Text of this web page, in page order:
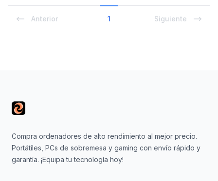
Anterior 1 Siguiente
Compra ordenadores de alto rendimiento al mejor precio.
Portátiles, PCs de sobremesa y gaming con envío rápido y
garantía. ¡Equipa tu tecnología hoy!